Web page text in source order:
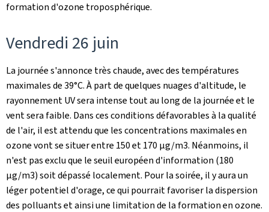
formation d'ozone troposphérique.
Vendredi 26 juin
La journée s'annonce très chaude, avec des températures
maximales de 39°C. À part de quelques nuages d'altitude, le
rayonnement UV sera intense tout au long de la journée et le
vent sera faible. Dans ces conditions défavorables à la qualité
de l'air, il est attendu que les concentrations maximales en
ozone vont se situer entre 150 et 170 µg/m3. Néanmoins, il
n'est pas exclu que le seuil européen d'information (180
µg/m3) soit dépassé localement. Pour la soirée, il y aura un
léger potentiel d'orage, ce qui pourrait favoriser la dispersion
des polluants et ainsi une limitation de la formation en ozone.